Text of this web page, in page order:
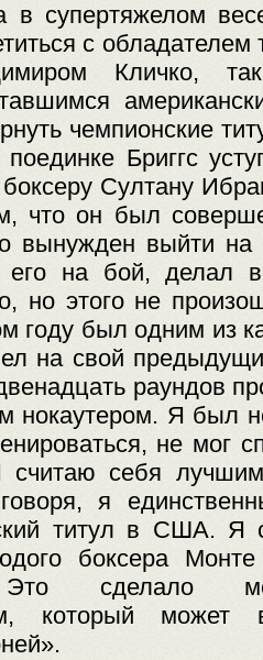
в супертяжелом
с
Кличко,
чемпионские
Бриггс
Султану
что он был
вынужден выйти на
его на бой, делал
но этого не
году был одним из
на свой
раундов
нокаутером. Я был
не мог
себя
я
титул в США. Я
боксера
Это сделало
который